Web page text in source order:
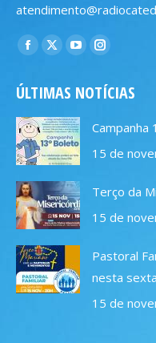
Encontre-nos em:
Facebook
opens
in
new
window
X
opens
in
new
window
YouTube
opens
in
new
window
Instagram
opens
new
window
ÚLTIMAS NOTÍCIAS
Campanha
15 de
Terço da
15 de
Pastoral
nesta
15 de